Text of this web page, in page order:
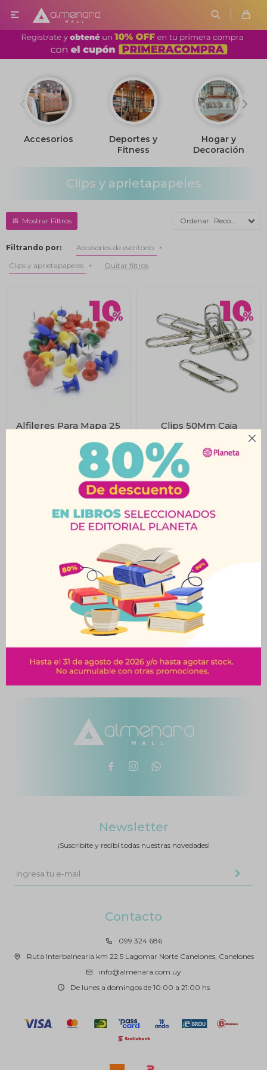


Accesorios
Deportes y
Fitness
Hogar y
Decoración
Clips y aprietapapeles
Recomendados
Filtrando por:
Accesorios de escritorio
Clips y aprietapapeles
Quitar filtros
Alfileres Para Mapa 25
$
Clips 50Mm Caja
$
$ 155
Clips Neox 28Mms.Bl.
50Unid.Triang
$ 35
Clips Neox 33Mms.Bl.
40Unid.Triang
$ 29
  
Contacto
099 324 686
Ruta Interbalnearia km 22.5 Lagomar Norte Canelones, Canelones
info@almenara.com.uy
De lunes a domingos de 10:00 a 21:00 hs
Newsletter
¡Suscribite y recibí todas nuestras novedades!